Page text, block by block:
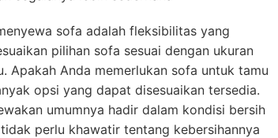
sofa adalah fleksibilitas yang
pilihan sofa sesuai dengan ukuran
Apakah Anda memerlukan sofa untuk tamu
opsi yang dapat disesuaikan tersedia.
umumnya hadir dalam kondisi bersih
perlu khawatir tentang kebersihannya